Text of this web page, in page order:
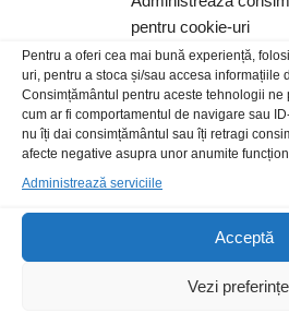
pentru cookie-uri
Pentru a oferi cea mai bună experiență,
uri, pentru a stoca și/sau accesa informațiile
Consimțământul pentru aceste tehnologii ne
cum ar fi comportamentul de navigare sau
nu îți dai consimțământul sau îți retragi
afecte negative asupra unor anumite
Administrează serviciile
Acceptă
Vezi
C 150uF/63Vdc 85grdC
10×12.5mm Samwha
2,50lei/Buc